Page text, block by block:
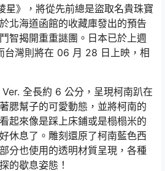
星》，將從先前總是盜取名貴珠寶
北海道函館的收藏庫發出的預告
智揭開重重謎團。日本已於上週
台灣則將在 06 月 28 日上映，相
全長約 6 公分，呈現柯南趴在
腮幫子的可愛動態，並將柯南的
起來像是踩上床鋪或是榻榻米的
休息了。雕刻還原了柯南藍色西
分也使用的透明材質呈現，各種
的歇息姿態！